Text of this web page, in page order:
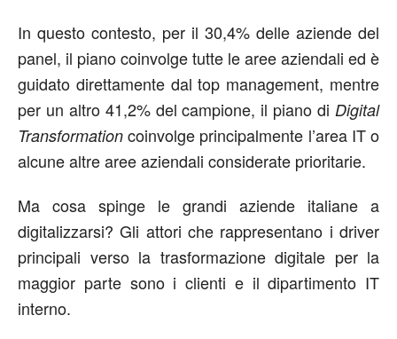
In questo contesto, per il 30,4% delle aziende del
panel, il piano coinvolge tutte le aree aziendali ed è
guidato direttamente dal top management, mentre
per un altro 41,2% del campione, il piano di Digital
Transformation coinvolge principalmente l’area IT o
alcune altre aree aziendali considerate prioritarie.
Ma cosa spinge le grandi aziende italiane a
digitalizzarsi? Gli attori che rappresentano i driver
principali verso la trasformazione digitale per la
maggior parte sono i clienti e il dipartimento IT
interno.